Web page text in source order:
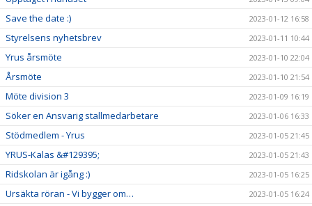
Save the date :) 2023-01-12 16:58
Styrelsens nyhetsbrev 2023-01-11 10:44
Yrus årsmöte 2023-01-10 22:04
Årsmöte 2023-01-10 21:54
Möte division 3 2023-01-09 16:19
Söker en Ansvarig stallmedarbetare 2023-01-06 16:33
Stödmedlem - Yrus 2023-01-05 21:45
YRUS-Kalas &#129395; 2023-01-05 21:43
Ridskolan är igång :) 2023-01-05 16:25
Ursäkta röran - Vi bygger om… 2023-01-05 16:24